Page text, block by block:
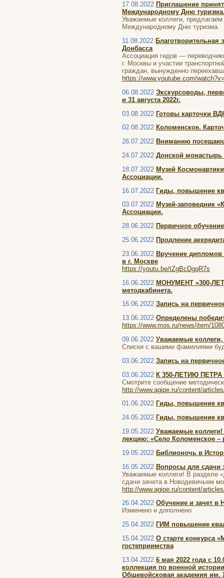
17.08.2022 Приглашение
Международному Дню
Уважаемые коллеги,
Международному Дню туризма.
11.08.2022
Донбасса
Ассоциация гидов —
г. Москвы и участии
граждан, вынужденно
https://www.youtube.com/
06.08.2022 Экскурсоводы,
и 31 августа 2022г.
03.08.2022 Готовы карточки
02.08.2022 Коломенское.
26.07.2022 Вниманию
24.07.2022 Донской монастырь
18.07.2022 Музей
Ассоциации.
16.07.2022 Гиды, повышение
03.07.2022 Музей-заповедник
Ассоциации.
28.06.2022 Первичное
25.06.2022 Продление
23.06.2022 Вручение
в г. Москве
https://youtu.be/tZgBcDgqR7s
16.06.2022 МОНУМЕНТ «300-
методкабинета.
16.06.2022 Запись на
13.06.2022 Определены
https://www.mos.ru/news/item/
09.06.2022 Уважаемые
Списки с вашими фамилиями
03.06.2022 Запись на
03.06.2022 К 350-ЛЕТИЮ
Смотрите сообщение
http://www.agipe.ru/content/
01.06.2022 Гиды, повышение
24.05.2022 Гиды, повышение
19.05.2022 Уважаемые коллеги!
лекцию: «Село Коломенское –
19.05.2022 Библионочь в
16.05.2022 Вопросы для сдачи
Уважаемые коллеги! В разделе
сдачи зачета в Новодевичьем
http://www.agipe.ru/content/
26.04.2022 Обучение и зачет в
Изменено и дополнено
25.04.2022 ГИМ повышение
15.04.2022 О старте конкурса
гостеприимства
13.04.2022 6 мая 2022 года с
коллекция по военной
Общевойсковая академия